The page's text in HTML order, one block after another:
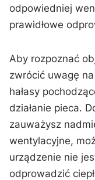
odpowiedniej
prawidłowe
Aby rozpoznać
zwrócić uwagę na
hałasy
działanie pieca.⁢
zauważysz
wentylacyjne,
urządzenie nie
odprowadzić